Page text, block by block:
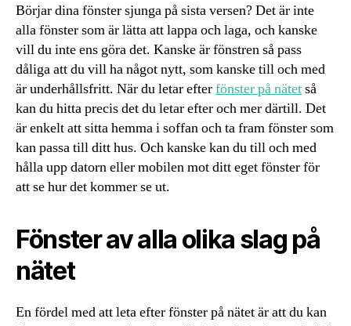
Börjar dina fönster sjunga på sista versen? Det är inte
alla fönster som är lätta att lappa och laga, och kanske
vill du inte ens göra det. Kanske är fönstren så pass
dåliga att du vill ha något nytt, som kanske till och med
är underhållsfritt. När du letar efterfönster på nätetså
kan du hitta precis det du letar efter och mer därtill. Det
är enkelt att sitta hemma i soffan och ta fram fönster som
kan passa till ditt hus. Och kanske kan du till och med
hålla upp datorn eller mobilen mot ditt eget fönster för
att se hur det kommer se ut.
Fönster av alla olika slag på
nätet
En fördel med att leta efter fönster på nätet är att du kan